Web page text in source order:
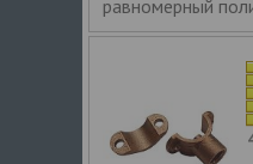
равномерный